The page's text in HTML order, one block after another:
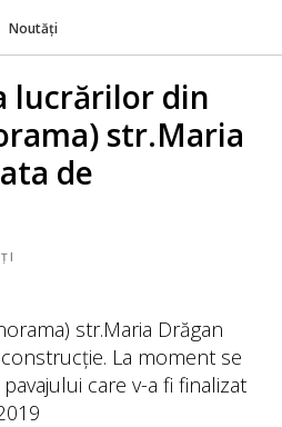
Noutăți
lucrărilor din
str.Maria
de
str.Maria Drăgan
La moment se
care v-a fi finalizat